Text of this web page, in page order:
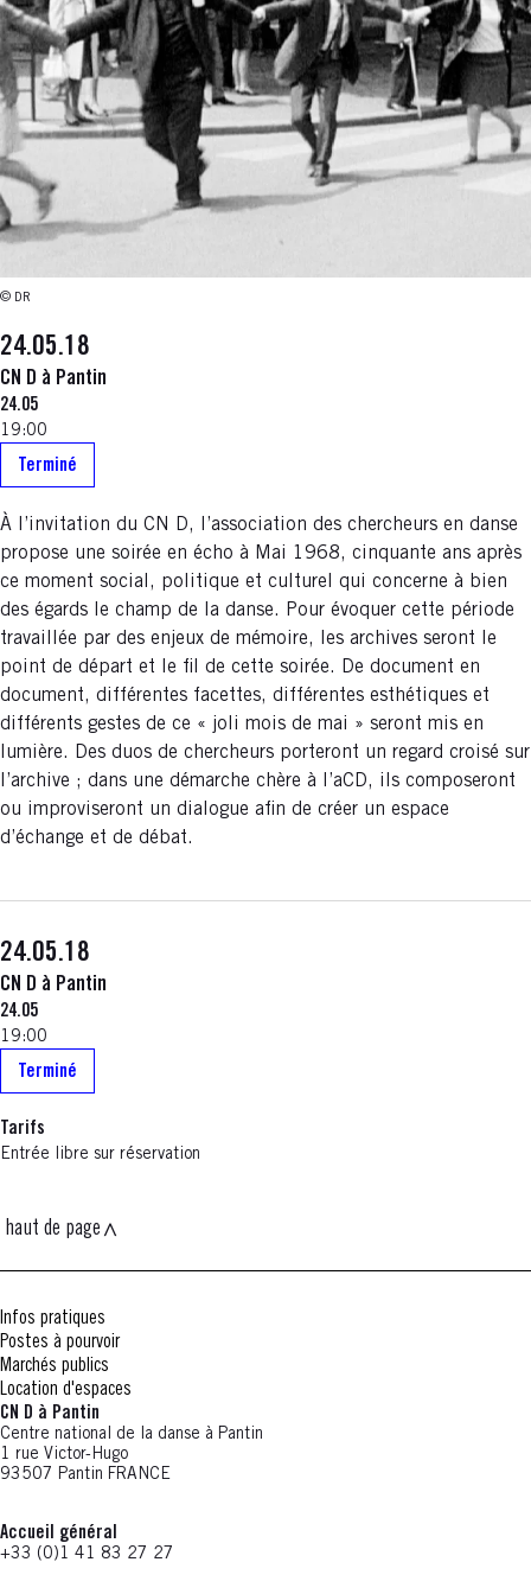
© DR
24.05.18
CN D à Pantin
24.05
19:00
Terminé
À l’invitation du CN D, l’association des chercheurs en danse
propose une soirée en écho à Mai 1968, cinquante ans après
ce moment social, politique et culturel qui concerne à bien
des égards le champ de la danse. Pour évoquer cette période
travaillée par des enjeux de mémoire, les archives seront le
point de départ et le fil de cette soirée. De document en
document, différentes facettes, différentes esthétiques et
différents gestes de ce « joli mois de mai » seront mis en
lumière. Des duos de chercheurs porteront un regard croisé sur
l’archive ; dans une démarche chère à l’aCD, ils composeront
ou improviseront un dialogue afin de créer un espace
d’échange et de débat.
24.05.18
CN D à Pantin
24.05
19:00
Terminé
Tarifs
Entrée libre sur réservation
haut de page
Infos pratiques
Postes à pourvoir
Marchés publics
Location d'espaces
CN D à Pantin
Centre national de la danse à Pantin
1 rue Victor-Hugo
93507 Pantin FRANCE
Accueil général
+33 (0)1 41 83 27 27